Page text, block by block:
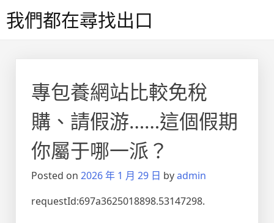
to我們都在尋找出口
專包養網站比較免稅
購、請假游……這個假期
你屬于哪一派？
Posted on 2026 年 1 月 29 日 byadmin
requestId:697a3625018898.53147298.